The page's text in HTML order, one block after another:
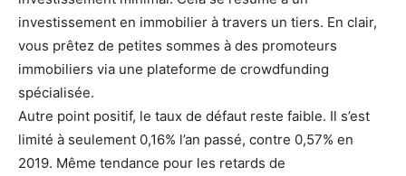
investissement en immobilier à travers un tiers. En clair,
vous prêtez de petites sommes à des promoteurs
immobiliers via une plateforme de crowdfunding
spécialisée.
Autre point positif, le taux de défaut reste faible. Il s’est
limité à seulement 0,16% l’an passé, contre 0,57% en
2019. Même tendance pour les retards de